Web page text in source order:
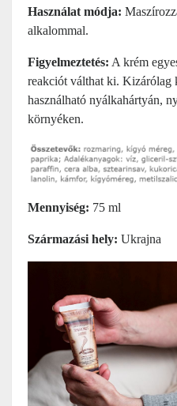
Használat módja:
alkalommal.
Figyelmeztetés: A krém
reakciót válthat ki. Kizárólag
használható nyálkahártyán,
környéken.
Mennyiség: 75 ml
Származási hely: Ukrajna